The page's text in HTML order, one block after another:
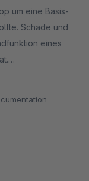
um eine Basis-
Schade und
eines
und
tolle Arbeit.
braucht